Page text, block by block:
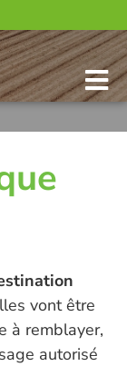
vont être
à remblayer,
autorisé